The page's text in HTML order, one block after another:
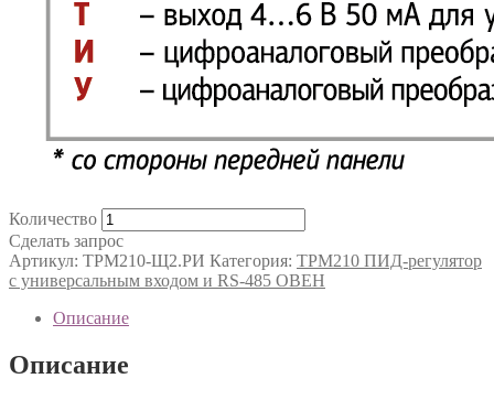
Количество
Сделать запрос
Артикул: ТРМ210-Щ2.РИ Категория: ТРМ210 ПИД-регулятор
с универсальным входом и RS-485 ОВЕН
Описание
Описание